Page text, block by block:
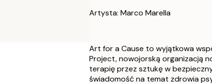
Artysta: Marco Marella
Art for a Cause to wyjątkowa
Project, nowojorską organizacją
terapię przez sztukę w
świadomość na temat zdrowia